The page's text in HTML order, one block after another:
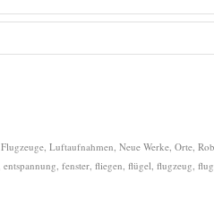
Flugzeuge Luftaufnahmen Neue Werke Orte
entspannung fenster fliegen flügel flugzeug